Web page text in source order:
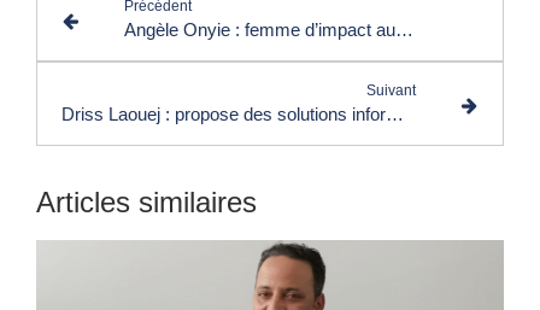
Précédent
Angèle Onyie : femme d’impact au parcours hors du commun
Suivant
Driss Laouej : propose des solutions informatiques
Articles similaires